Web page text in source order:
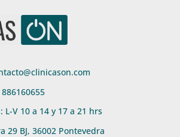
L-V 10 a 14 y 17 a 21 hrs
29 BJ, 36002 Pontevedra